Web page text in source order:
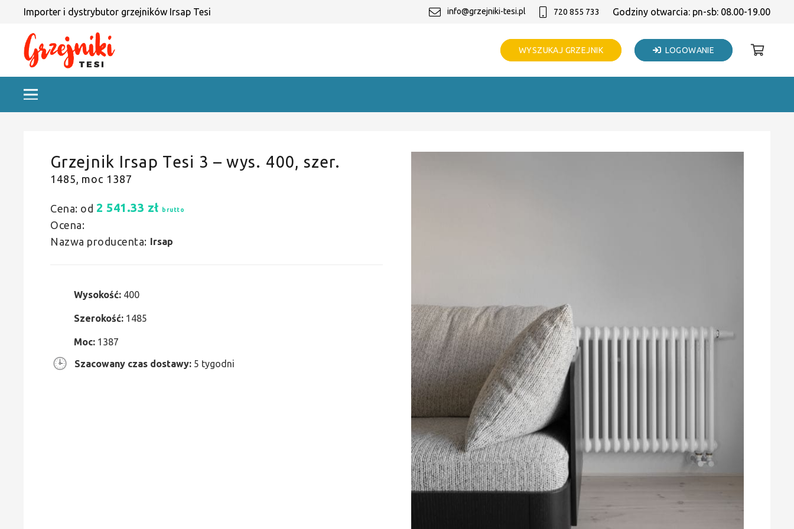
Importer i dystrybutor grzejników Irsap Tesi info@grzejniki-tesi.pl 720 855 733 Godziny otwarcia: pn-sb: 08.00-19.00
WYSZUKAJ GRZEJNIK LOGOWANIE
Grzejnik Irsap Tesi 3 – wys. 400, szer.
1485, moc 1387
Cena: od 2 541.33 zł brutto
Ocena:
Nazwa producenta: Irsap
Wysokość: 400
Szerokość: 1485
Moc: 1387
Szacowany czas dostawy: 5 tygodni